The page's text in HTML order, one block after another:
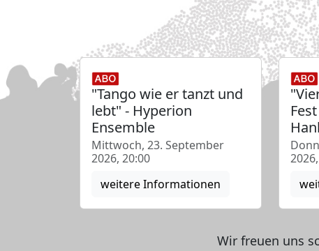
"Tango wie er tanzt und
lebt" - Hyperion
Ensemble
Mittwoch, 23. September
2026, 20:00
weitere Informationen
Wir freuen uns